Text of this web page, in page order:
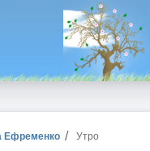
Ефременко Утро